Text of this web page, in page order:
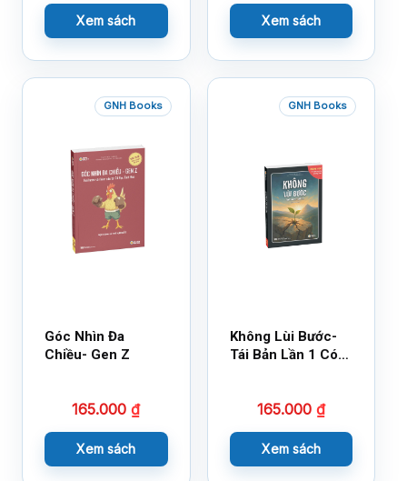
Xem sách Xem sách
GNH Books
Góc Nhìn Đa
Chiều- Gen Z
165.000₫
Xem sách
GNH Books
Không Lùi Bước-
Tái Bản Lần 1 Có
165.000 ₫
Xem sách